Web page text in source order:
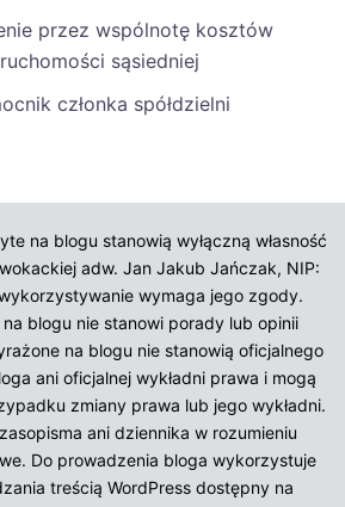
przez wspólnotę kosztów
sąsiedniej
członka spółdzielni
na blogu stanowią wyłączną własność
adw. Jan Jakub Jańczak, NIP:
wymaga jego zgody.
blogu nie stanowi porady lub opinii
na blogu nie stanowią oficjalnego
ani oficjalnej wykładni prawa i mogą
zmiany prawa lub jego wykładni.
ani dziennika w rozumieniu
Do prowadzenia bloga wykorzystuje
treścią WordPress dostępny na